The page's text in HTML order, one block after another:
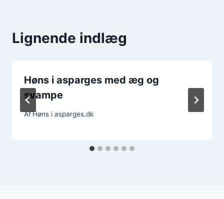
Lignende indlæg
Høns i asparges med æg og
svampe
AfHøns i asparges.dk